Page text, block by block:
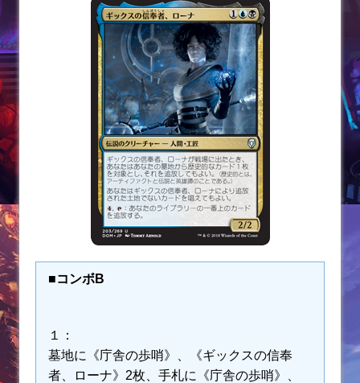
■コンボB
１：
墓地に《庁舎の歩哨》、《ギックスの信奉
者、ローナ》2枚、手札に《庁舎の歩哨》、